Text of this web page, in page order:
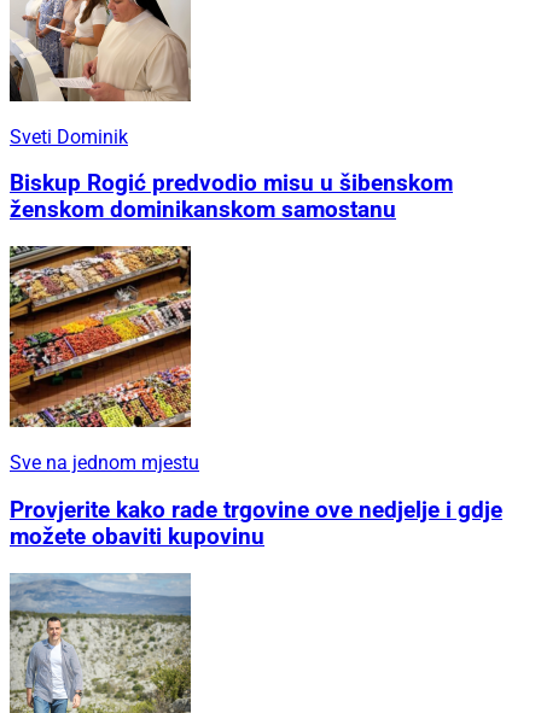
Sveti Dominik
Biskup Rogić predvodio misu u šibenskom
ženskom dominikanskom samostanu
Sve na jednom mjestu
Provjerite kako rade trgovine ove nedjelje i gdje
možete obaviti kupovinu